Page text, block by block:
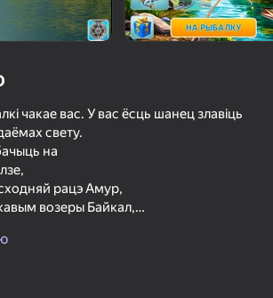
чакае вас. У вас ёсць шанец злавіць
свету.
на
рацэ Амур,
возеры Байкал,
свету-рака Амазонка і іншыя.
прываджвайце рыбу,